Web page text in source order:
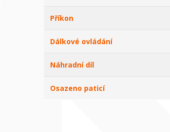
Příkon
Dálkové ovládání
Náhradní díl
Osazeno paticí